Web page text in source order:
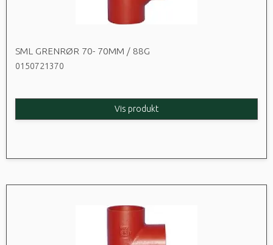
SML GRENRØR 70- 70MM / 88G
0150721370
Vis produkt